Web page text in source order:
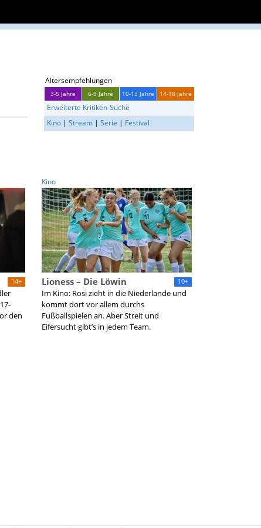
Altersempfehlungen
3-5 Jahre 6-9 Jahre 10-13 Jahre 14-18 Jahre
Erweiterte Kritiken-Suche
Kino | Stream | Serie | Festival
14+
den
Kino
10+
Lioness – Die Löwin
Im Kino: Rosi zieht in die Niederlande und
kommt dort vor allem durchs
Fußballspielen an. Aber Streit und
Eifersucht gibt’s in jedem Team.